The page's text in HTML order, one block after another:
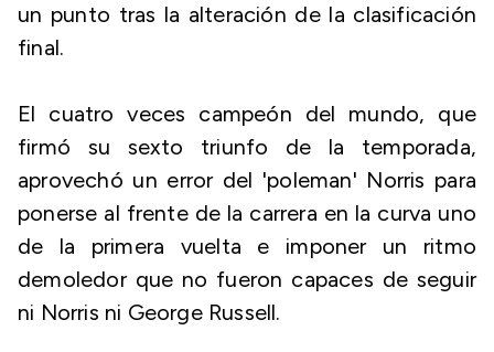
un punto tras la alteración de la clasificación
final.
El cuatro veces campeón del mundo, que
firmó su sexto triunfo de la temporada,
aprovechó un error del 'poleman' Norris para
ponerse al frente de la carrera en la curva uno
de la primera vuelta e imponer un ritmo
demoledor que no fueron capaces de seguir
ni Norris ni George Russell.